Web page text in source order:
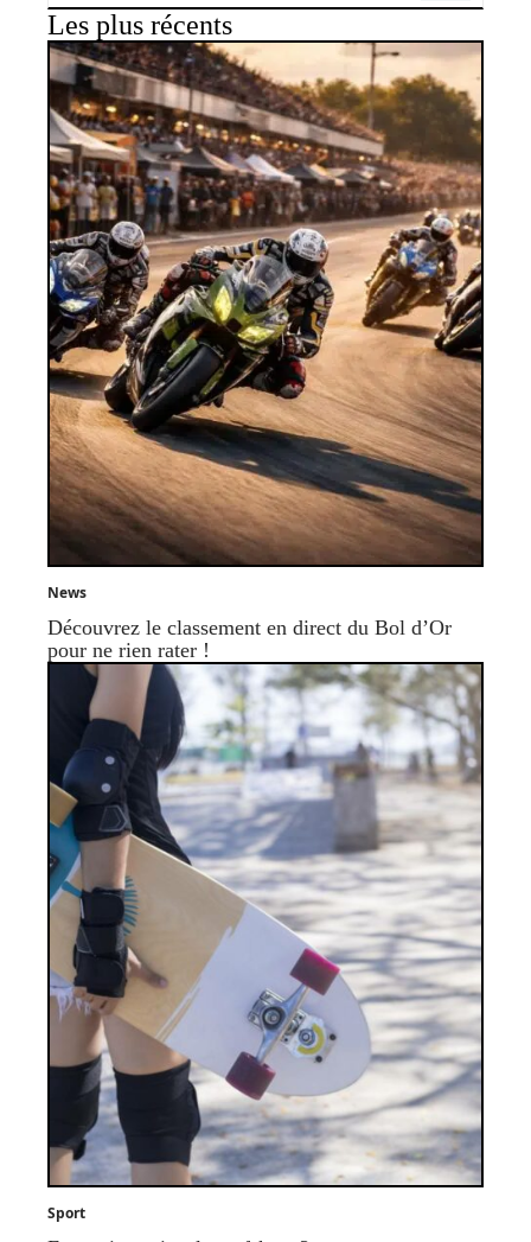
Les plus récents
News
Découvrez le classement en direct du Bol d’Or
pour ne rien rater !
Sport